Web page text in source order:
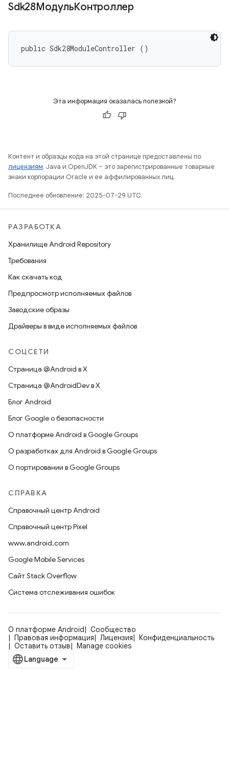
Sdk28МодульКонтроллер
public Sdk28ModuleController ()
Эта информация оказалась полезной?
Контент и образцы кода на этой странице предоставлены по
лицензиям. Java и OpenJDK – это зарегистрированные товарные
знаки корпорации Oracle и ее аффилированных лиц.
Последнее обновление: 2025-07-29 UTC.
РАЗРАБОТКА
Хранилище Android Repository
Требования
Как скачать код
Предпросмотр исполняемых файлов
Заводские образы
Драйверы в виде исполняемых файлов
СОЦСЕТИ
Страница @Android в X
Страница @AndroidDev в X
Блог Android
Блог Google о безопасности
О платформе Android в Google Groups
О разработках для Android в Google Groups
О портировании в Google Groups
СПРАВКА
Справочный центр Android
Справочный центр Pixel
www.android.com
Google Mobile Services
Сайт Stack Overflow
Система отслеживания ошибок
О платформе Android
Сообщество
Правовая информация
Лицензия
Конфиденциальность
Оставить отзыв
Manage cookies